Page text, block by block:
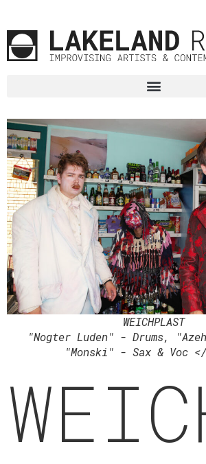
WEICHPLAST
"Nogter Luden" - Drums,
"Monski" - Sax & Voc </